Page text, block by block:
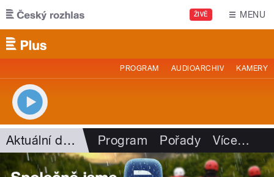
Přejít k hlavnímu obsahu
ŽIVĚ MENU
PROGRAM AUDIOARCHIV KAMERY
Aktuální dění Program Pořady Více…